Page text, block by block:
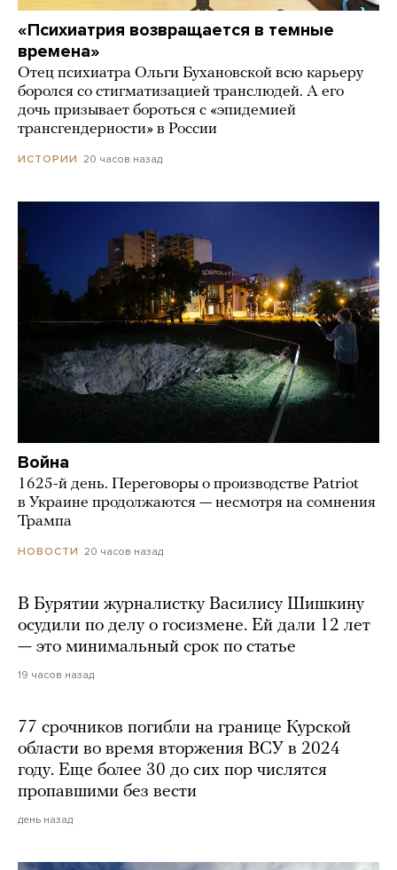
«Психиатрия возвращается в темные
времена»
Отец психиатра Ольги Бухановской всю карьеру
боролся со стигматизацией транслюдей. А его
дочь призывает бороться с «эпидемией
трансгендерности» в России
ИСТОРИИ 20 часов назад
Война
1625-й день. Переговоры о производстве Patriot
в Украине продолжаются — несмотря на сомнения
Трампа
НОВОСТИ 20 часов назад
В Бурятии журналистку Василису Шишкину
осудили по делу о госизмене. Ей дали 12 лет
— это минимальный срок по статье
19 часов назад
77 срочников погибли на границе Курской
области во время вторжения ВСУ в 2024
году. Еще более 30 до сих пор числятся
пропавшими без вести
день назад